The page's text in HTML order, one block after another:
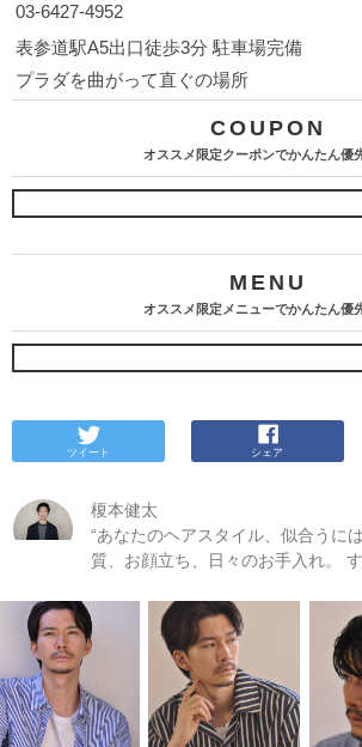
03-6427-4952
表参道駅A5出口徒歩3分 駐車場完備
プラダを曲がって直ぐの場所
COUPON
オススメ限定クーポンでかんたん優
MENU
オススメ限定メニューでかんたん優
ツイート シェア
榎本健太
“あなたのヘアスタイル、似合うに
質、お顔立ち、日々のお手入れ。